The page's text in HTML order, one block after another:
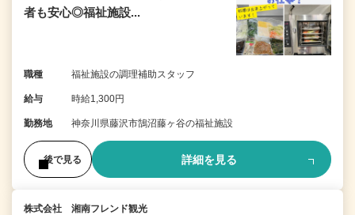
者も安心◎福祉施設...
職種 福祉施設の調理補助スタッフ
給与 時給1,300円
勤務地 神奈川県藤沢市鵠沼藤ヶ谷の福祉施設
後で見る 詳細を見る
株式会社 湘南フレンド観光